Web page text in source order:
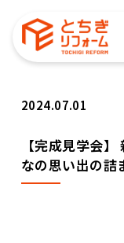
2024.07.01
【完成見学会
なの思い出の詰